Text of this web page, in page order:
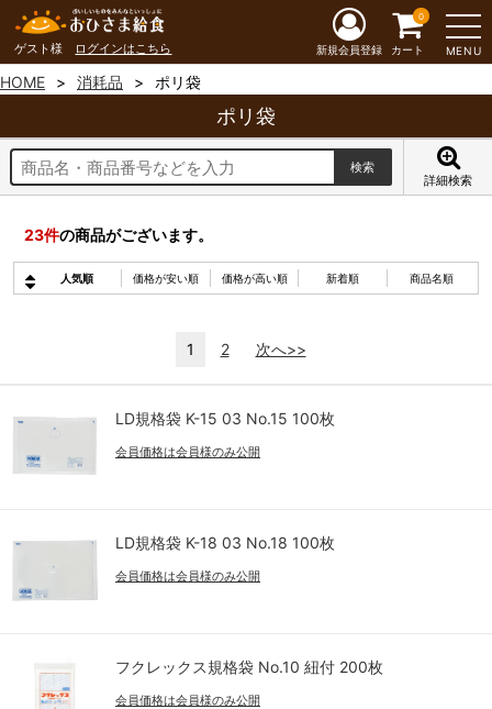
ゲスト様 ログインはこちら MENU
新規会員登録 カート
0
HOME 消耗品 ポリ袋
ポリ袋
詳細検索
23件の商品がございます。
人気順 価格が安い順 価格が高い順 新着順 商品名順
1 2 次へ>>
LD規格袋 K-15 03 No.15 100枚
会員価格は会員様のみ公開
LD規格袋 K-18 03 No.18 100枚
会員価格は会員様のみ公開
フクレックス規格袋 No.10 紐付 200枚
会員価格は会員様のみ公開